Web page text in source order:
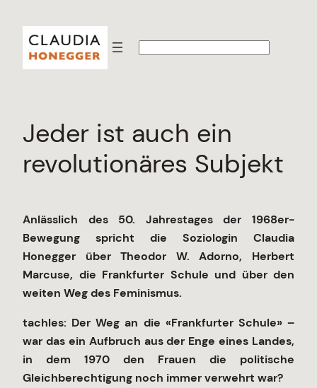
Inhalt
springen
Jeder ist auch ein
revolutionäres Subjekt
Anlässlich des 50. Jahrestages der 1968er-
Bewegung spricht die Soziologin Claudia
Honegger über Theodor W. Adorno, Herbert
Marcuse, die Frankfurter Schule und über den
weiten Weg des Feminismus.
tachles: Der Weg an die «Frankfurter Schule» –
war das ein Aufbruch aus der Enge eines Landes,
in dem 1970 den Frauen die politische
Gleichberechtigung noch immer verwehrt war?